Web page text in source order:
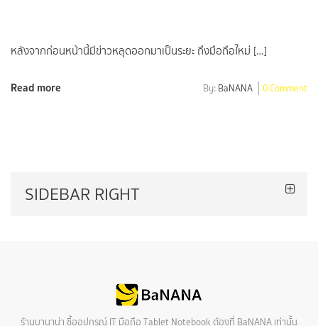
หลังจากก่อนหน้านี้มีข่าวหลุดออกมาเป็นระยะ ถึงมือถือใหม่ […]
Read more By: BaNANA 0 Comment
SIDEBAR RIGHT
ร้านบานาน่า ซื้ออุปกรณ์ IT มือถือ Tablet Notebook ต้องที่ BaNANA เท่านั้น